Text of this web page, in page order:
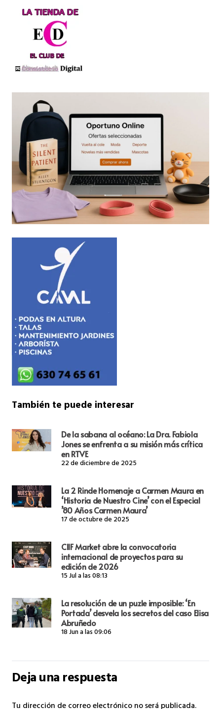
También te puede interesar
De la sabana al océano: La Dra. Fabiola
Jones se enfrenta a su misión más crítica
en RTVE
22 de diciembre de 2025
La 2 Rinde Homenaje a Carmen Maura en
‘Historia de Nuestro Cine’ con el Especial
’80 Años Carmen Maura’
17 de octubre de 2025
CIIF Market abre la convocatoria
internacional de proyectos para su
edición de 2026
15 Jul a las 08:13
La resolución de un puzle imposible: ‘En
Portada’ desvela los secretos del caso Elisa
Abruñedo
18 Jun a las 09:06
Deja una respuesta